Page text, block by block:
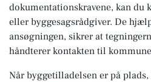
dokumentationskravene, kan du
eller byggesagsrådgiver. De
ansøgningen, sikrer at
håndterer kontakten til
Når byggetilladelsen er på